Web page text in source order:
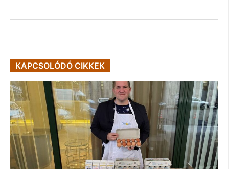
KAPCSOLÓDÓ CIKKEK